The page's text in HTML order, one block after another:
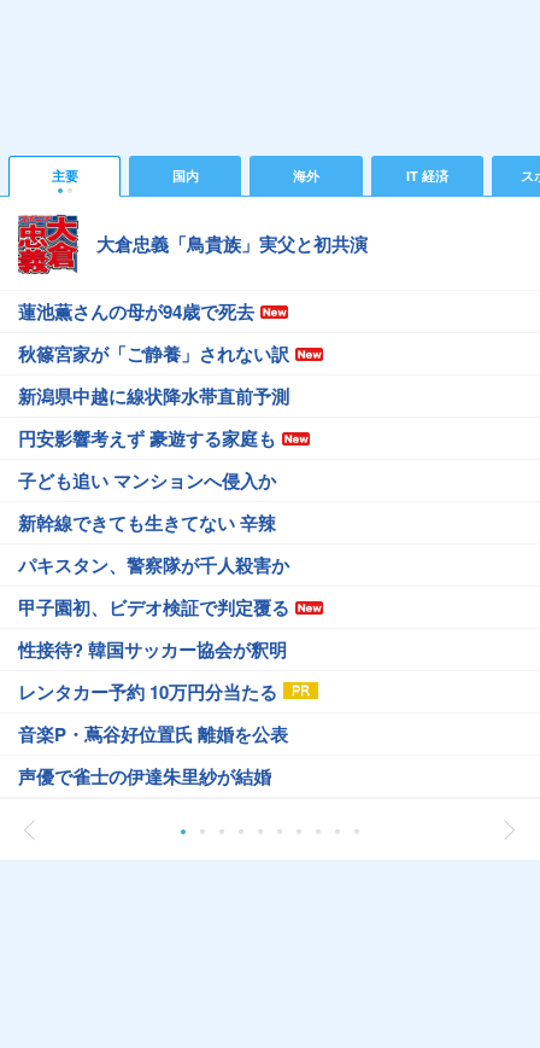
主要 国内 海外 IT 経済 ス
大倉忠義「鳥貴族」実父と初共演
蓮池薫さんの母が94歳で死去
秋篠宮家が「ご静養」されない訳
新潟県中越に線状降水帯直前予測
円安影響考えず 豪遊する家庭も
子ども追い マンションへ侵入か
新幹線できても生きてない 辛辣
パキスタン、警察隊が千人殺害か
甲子園初、ビデオ検証で判定覆る
性接待? 韓国サッカー協会が釈明
レンタカー予約 10万円分当たる
音楽P・蔦谷好位置氏 離婚を公表
声優で雀士の伊達朱里紗が結婚